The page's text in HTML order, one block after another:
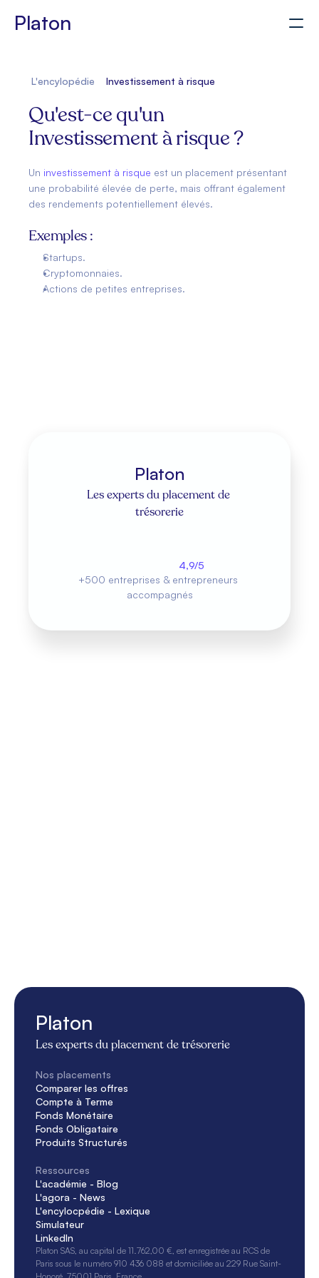
Platon
Accès client Simuler mon projet
L'encylopédie Investissement à risque
Qu'est-ce qu'un
Investissement à risque ?
Un investissement à risque est un placement présentant
une probabilité élevée de perte, mais offrant également
des rendements potentiellement élevés.
Exemples :
Startups.
Cryptomonnaies.
Actions de petites entreprises.
Platon
Les experts du placement de
trésorerie
4,9/5
+500 entreprises & entrepreneurs
accompagnés
Platon
Les experts du placement de trésorerie
Nos placements
Comparer les offres
Compte à Terme
Fonds Monétaire
Fonds Obligataire
Produits Structurés
Ressources
L'académie - Blog
L'agora - News
L'encylocpédie - Lexique
Simulateur
LinkedIn
Platon SAS, au capital de 11.762,00 €, est enregistrée au RCS de
Paris sous le numéro 910 436 088 et domiciliée au 229 Rue Saint-